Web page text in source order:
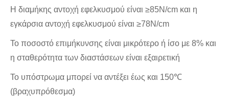
Η διαμήκης αντοχή εφελκυσμού είναι ≥85N/cm και η
εγκάρσια αντοχή εφελκυσμού είναι ≥78N/cm
Το ποσοστό επιμήκυνσης είναι μικρότερο ή ίσο με 8% και
η σταθερότητα των διαστάσεων είναι εξαιρετική
Το υπόστρωμα μπορεί να αντέξει έως και 150℃
(βραχυπρόθεσμα)